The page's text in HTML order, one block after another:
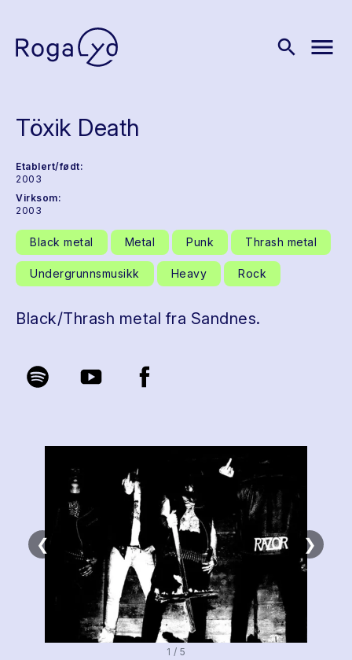
search menu
Töxik Death
Etablert/født:
2003
Virksom:
2003
Black metal Metal Punk Thrash metal
Undergrunnsmusikk Heavy Rock
Black/Thrash metal fra Sandnes.
❮ ❯
1 / 5